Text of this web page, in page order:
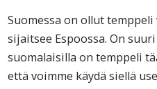
Suomessa on ollut temppeli
sijaitsee Espoossa. On
suomalaisilla on temppeli
että voimme käydä siellä